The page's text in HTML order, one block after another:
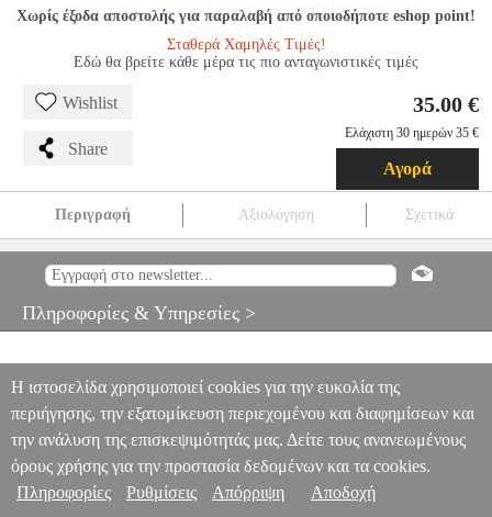
Χωρίς έξοδα αποστολής για παραλαβή από οποιοδήποτε eshop point!
Σταθερά Χαμηλές Τιμές!
Εδώ θα βρείτε κάθε μέρα τις πιο ανταγωνιστικές τιμές
Wishlist
Share
35.00 €
Ελάχιστη 30 ημερών 35 €
Αγορά
Περιγραφή Αξιολόγηση Σχετικά
ΦΥΛΛΑ ANA.HER00112 HERMA
HERMA
70X37 100 ΦΥΛΛΑ
Πληροφορίες & Υπηρεσίες >
Η ιστοσελίδα χρησιμοποιεί cookies για την ευκολία της
περιήγησης, την εξατομίκευση περιεχομένου και διαφημίσεων και
την ανάλυση της επισκεψιμότητάς μας. Δείτε τους ανανεωμένους
όρους χρήσης για την προστασία δεδομένων και τα cookies.
Πληροφορίες
Ρυθμίσεις Απόρριψη Αποδοχή